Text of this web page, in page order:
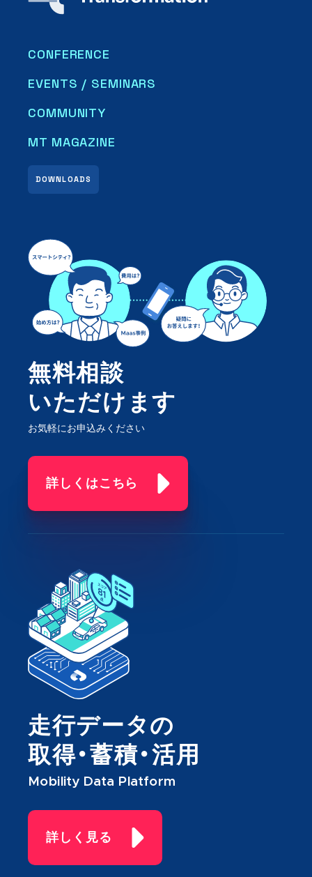
CONFERENCE
EVENTS / SEMINARS
COMMUNITY
DOWNLOADS
MT MAGAZINE
無料相談
いただけます
お気軽にお申込みください
詳しくはこちら
走行データの
取得・蓄積・活用
Mobility Data Platform
詳しく見る